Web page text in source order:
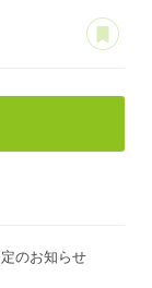
のお知らせ